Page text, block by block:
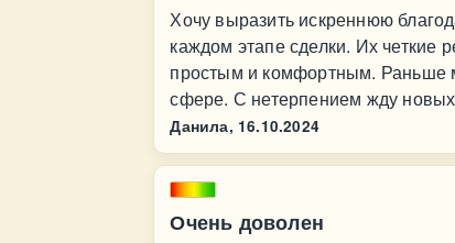
Хочу выразить искреннюю
каждом этапе сделки. Их четкие
простым и комфортным. Раньше
сфере. С нетерпением жду
Данила, 16.10.2024
Очень доволен